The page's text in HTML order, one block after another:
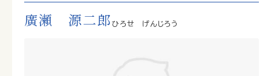
廣瀬 源二郎ひろせ げんじろう